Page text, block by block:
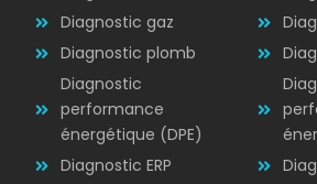
Diagnostic
ÉLECTRICITÉ
Diagnostic gaz
Diagnostic plomb
Diagnostic
performance
énergétique (DPE)
Diagnostic ERP